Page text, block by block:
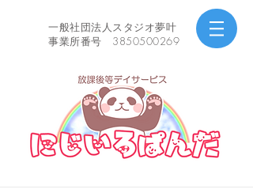
一般社団法人スタジオ夢叶
事業所番号 3850500269